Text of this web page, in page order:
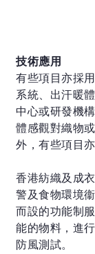
技術應用
有些項目亦採
系統、出汗暖
中心或研發機
體感觀對織物
外，有些項目
香港紡織及成
警及食物環境
而設的功能制
能的物料，進
防風測試。